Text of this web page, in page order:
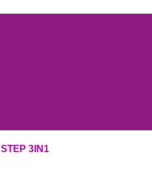
3IN1